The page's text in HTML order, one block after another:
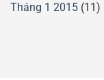
Tháng 1 2015 (11)